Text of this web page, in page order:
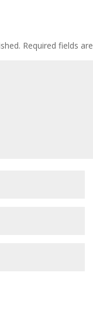
Required fields